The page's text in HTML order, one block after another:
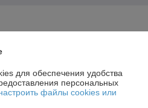
27, офис 14
для обеспечения удобства
персональных
файлы cookies или